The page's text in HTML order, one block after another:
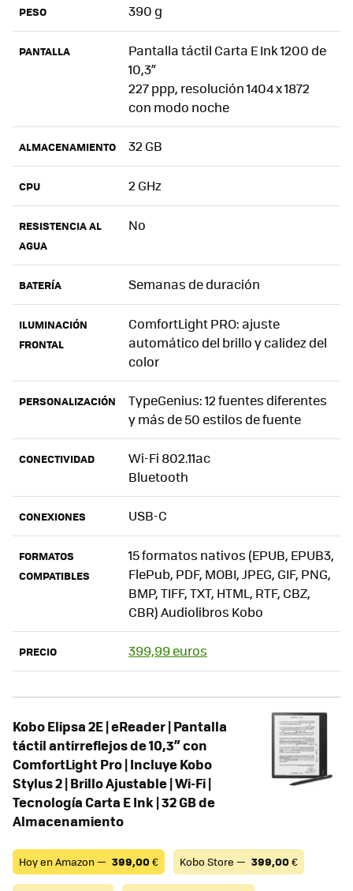
PESO 390 g
PANTALLA
Pantalla táctil Carta E Ink 1200 de
10,3”
227 ppp, resolución 1404 x 1872
con modo noche
ALMACENAMIENTO 32 GB
CPU 2 GHz
RESISTENCIA AL
AGUA
No
BATERÍA Semanas de duración
ILUMINACIÓN
FRONTAL
ComfortLight PRO: ajuste
automático del brillo y calidez del
color
PERSONALIZACIÓN
TypeGenius: 12 fuentes diferentes
y más de 50 estilos de fuente
CONECTIVIDAD
Wi-Fi 802.11ac
Bluetooth
CONEXIONES USB-C
FORMATOS
COMPATIBLES
15 formatos nativos (EPUB, EPUB3,
FlePub, PDF, MOBI, JPEG, GIF, PNG,
BMP, TIFF, TXT, HTML, RTF, CBZ,
CBR) Audiolibros Kobo
PRECIO 399,99 euros
Kobo Elipsa 2E | eReader | Pantalla
táctil antirreflejos de 10,3” con
ComfortLight Pro | Incluye Kobo
Stylus 2 | Brillo Ajustable | Wi-Fi |
Tecnología Carta E Ink | 32 GB de
Almacenamiento
Hoy en Amazon — 399,00€ Kobo Store — 399,00€